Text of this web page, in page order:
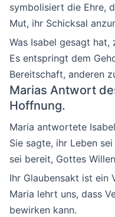
symbolisiert die Ehre,
Mut, ihr Schicksal
Was Isabel gesagt hat,
Es entspringt dem
Bereitschaft, anderen
Marias Antwort
Hoffnung.
Maria antwortete
Sie sagte, ihr Leben
sei bereit, Gottes
Ihr Glaubensakt ist ein
Maria lehrt uns, dass
bewirken kann.